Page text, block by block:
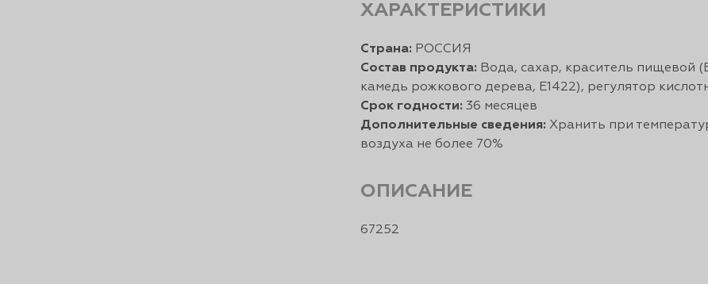
ОПИСАНИЕ
ХАРАКТЕРИСТИКИ
67252
Страна: РОССИЯ
Состав продукта: Вода, сахар, краситель пищевой
камедь рожкового дерева, Е1422), регулятор
Срок годности: 36 месяцев
Дополнительные сведения: Хранить при
воздуха не более 70%